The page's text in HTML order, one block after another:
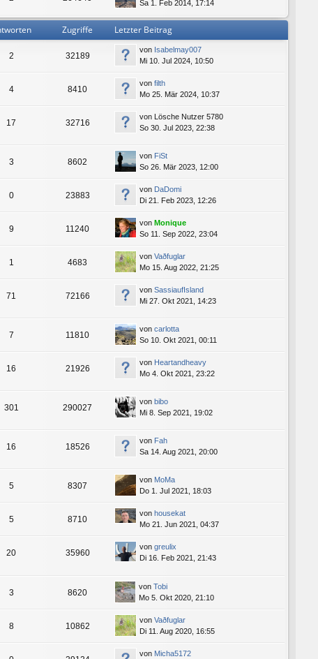
Sa 1. Feb 2014, 17:14
Zugriffe Letzter Beitrag
2 32189
von Isabelmay007
Mi 10. Jul 2024, 10:50
4 8410
von filth
Mo 25. Mär 2024, 10:37
17 32716
von Lösche Nutzer 5780
So 30. Jul 2023, 22:38
3 8602
von FiSt
So 26. Mär 2023, 12:00
0 23883
von DaDomi
Di 21. Feb 2023, 12:26
9 11240
von Monique
So 11. Sep 2022, 23:04
1 4683
von Vaðfuglar
Mo 15. Aug 2022, 21:25
71 72166
von SassiaufIsland
Mi 27. Okt 2021, 14:23
7 11810
von carlotta
So 10. Okt 2021, 00:11
16 21926
von Heartandheavy
Mo 4. Okt 2021, 23:22
301 290027
von bibo
Mi 8. Sep 2021, 19:02
16 18526
von Fah
Sa 14. Aug 2021, 20:00
5 8307
von MoMa
Do 1. Jul 2021, 18:03
5 8710
von housekat
Mo 21. Jun 2021, 04:37
20 35960
von greulix
Di 16. Feb 2021, 21:43
3 8620
von Tobi
Mo 5. Okt 2020, 21:10
8 10862
von Vaðfuglar
Di 11. Aug 2020, 16:55
von Micha5172